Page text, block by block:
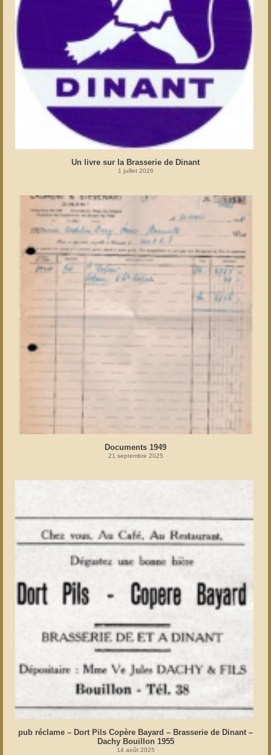
Un livre sur la Brasserie de Dinant
1 juillet 2026
Documents 1949
21 septembre 2025
pub réclame – Dort Pils Copère Bayard – Brasserie de Dinant –
Dachy Bouillon 1955
14 août 2025